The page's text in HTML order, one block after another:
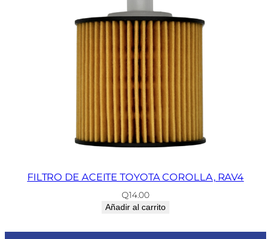
FILTRO DE ACEITE TOYOTA COROLLA, RAV4
Q14.00
Añadir al carrito